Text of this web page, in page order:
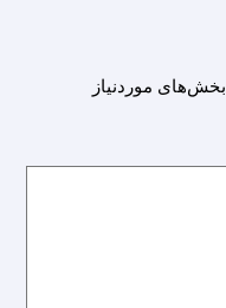
بخش‌های موردنیاز